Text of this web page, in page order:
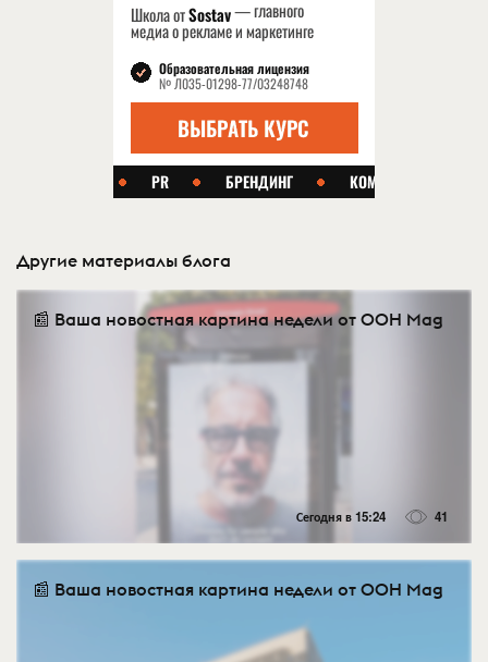
Другие материалы блога
📰 Ваша новостная картина недели от OOH Mag
Сегодня в 15:24 41
📰 Ваша новостная картина недели от OOH Mag